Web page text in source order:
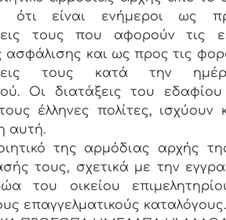
ότι είναι ενήμεροι ως
τους που αφορούν τις
ασφάλισης και ως προς τις
τους κατά την
Οι διατάξεις του
έλληνες πολίτες, ισχύουν
αυτή.
της αρμόδιας αρχής
τους, σχετικά με την
του οικείου
επαγγελματικούς καταλόγους.